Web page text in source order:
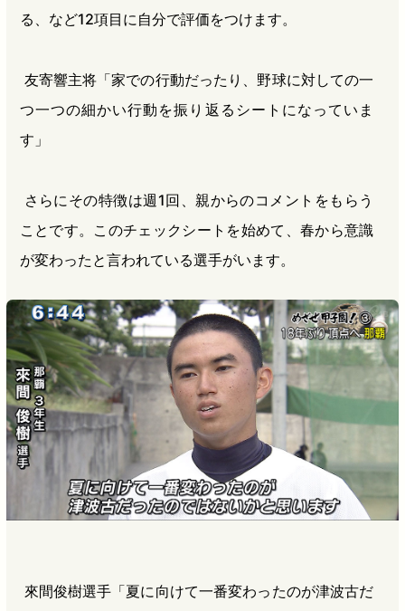
る、など12項目に自分で評価をつけます。
友寄響主将「家での行動だったり、野球に対しての一
つ一つの細かい行動を振り返るシートになっていま
す」
さらにその特徴は週1回、親からのコメントをもらう
ことです。このチェックシートを始めて、春から意識
が変わったと言われている選手がいます。
來間俊樹選手「夏に向けて一番変わったのが津波古だ